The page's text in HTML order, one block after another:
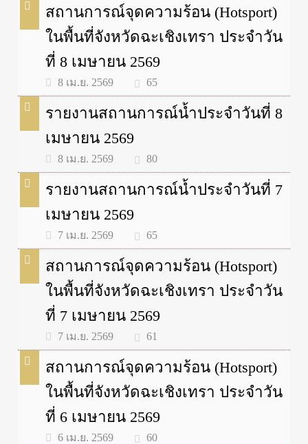
สถานการณ์จุดความร้อน (Hotsport)
ในพื้นที่จังหวัดฉะเชิงเทรา ประจำวัน
ที่ 8 เมษายน 2569
8 เม.ย. 2569 65
รายงานสถานการณ์น้ำประจำวันที่ 8
เมษายน 2569
8 เม.ย. 2569 80
รายงานสถานการณ์น้ำประจำวันที่ 7
เมษายน 2569
7 เม.ย. 2569 65
สถานการณ์จุดความร้อน (Hotsport)
ในพื้นที่จังหวัดฉะเชิงเทรา ประจำวัน
ที่ 7 เมษายน 2569
7 เม.ย. 2569 61
สถานการณ์จุดความร้อน (Hotsport)
ในพื้นที่จังหวัดฉะเชิงเทรา ประจำวัน
ที่ 6 เมษายน 2569
6 เม.ย. 2569 60